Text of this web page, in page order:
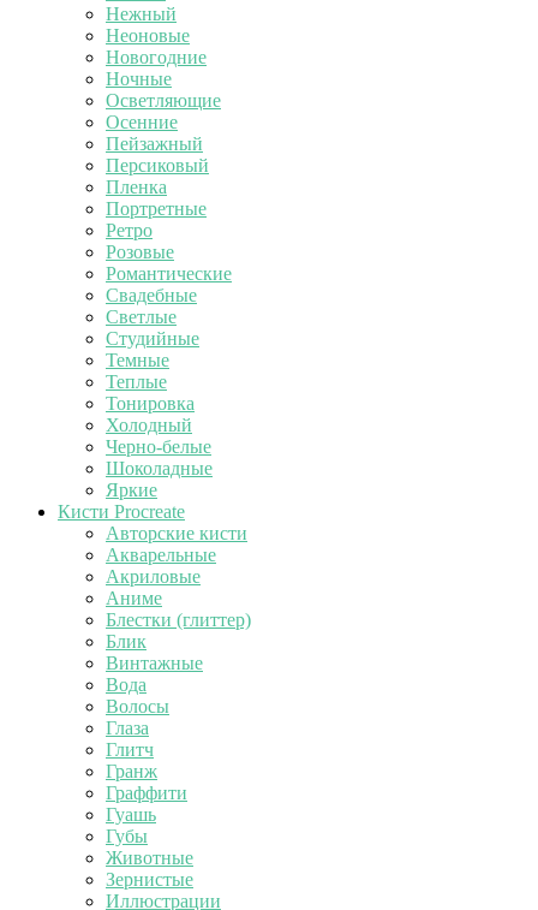
Нежный
Неоновые
Новогодние
Ночные
Осветляющие
Осенние
Пейзажный
Персиковый
Пленка
Портретные
Ретро
Розовые
Романтические
Свадебные
Светлые
Студийные
Темные
Теплые
Тонировка
Холодный
Черно-белые
Шоколадные
Яркие
Кисти Procreate
Авторские кисти
Акварельные
Акриловые
Аниме
Блестки (глиттер)
Блик
Винтажные
Вода
Волосы
Глаза
Глитч
Гранж
Граффити
Гуашь
Губы
Животные
Зернистые
Иллюстрации